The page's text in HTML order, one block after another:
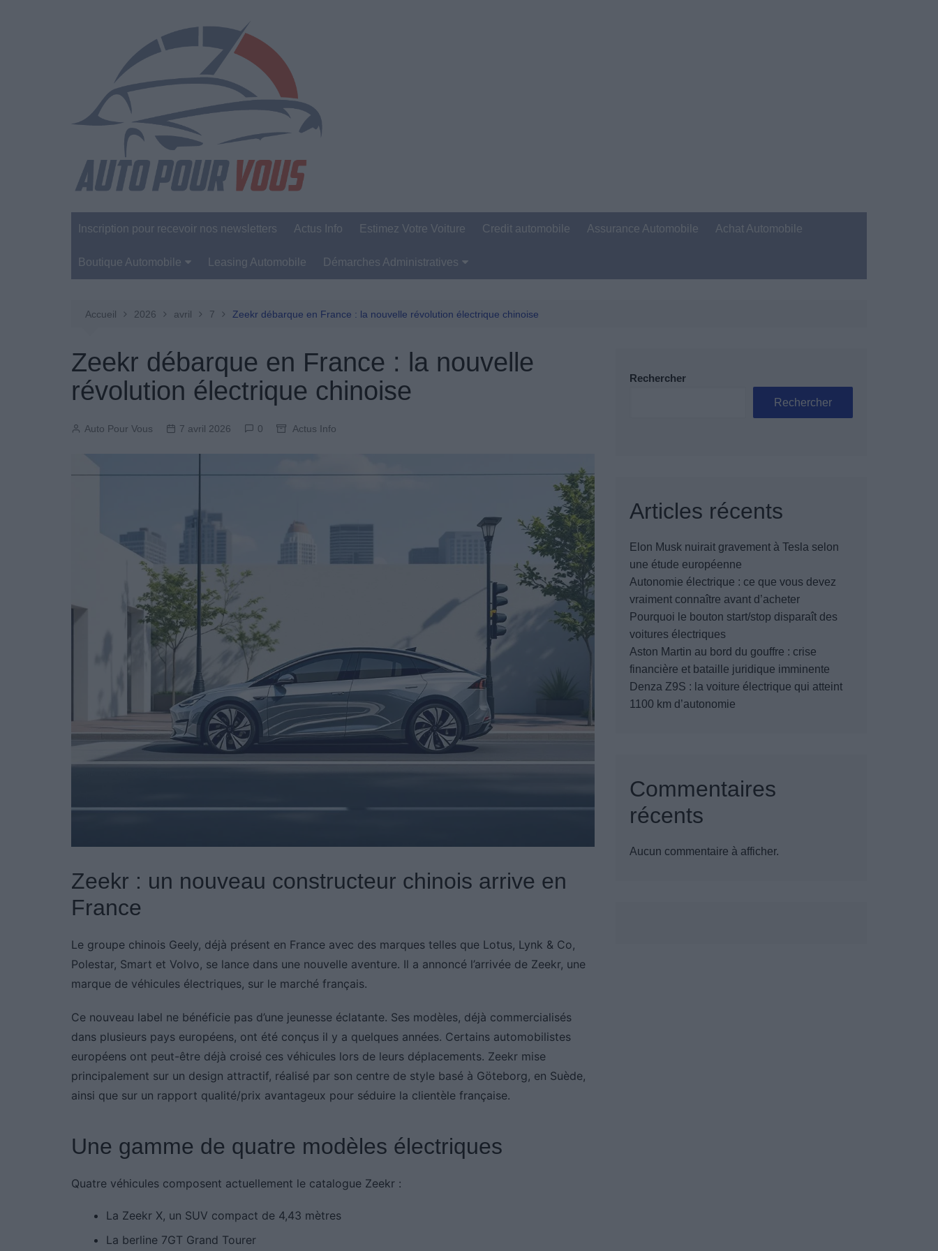
Inscription pour recevoir nos newsletters Actus Info Estimez Votre Voiture Credit automobile Assurance Automobile Achat Automobile
Boutique Automobile
Entretien Automobile
Produits Boutique
Leasing Automobile Démarches Administratives
Permis De Conduire
Accueil 2026 avril 7 Zeekr débarque en France : la nouvelle révolution électrique chinoise
Zeekr débarque en France : la nouvelle
révolution électrique chinoise
Auto Pour Vous 7 avril 2026 0 Actus Info
Zeekr : un nouveau constructeur chinois arrive en
France
Le groupe chinois Geely, déjà présent en France avec des marques telles que Lotus, Lynk & Co,
Polestar, Smart et Volvo, se lance dans une nouvelle aventure. Il a annoncé l’arrivée de Zeekr, une
marque de véhicules électriques, sur le marché français.
Ce nouveau label ne bénéficie pas d’une jeunesse éclatante. Ses modèles, déjà commercialisés
dans plusieurs pays européens, ont été conçus il y a quelques années. Certains automobilistes
européens ont peut-être déjà croisé ces véhicules lors de leurs déplacements. Zeekr mise
principalement sur un design attractif, réalisé par son centre de style basé à Göteborg, en Suède,
ainsi que sur un rapport qualité/prix avantageux pour séduire la clientèle française.
Une gamme de quatre modèles électriques
Quatre véhicules composent actuellement le catalogue Zeekr :
La Zeekr X, un SUV compact de 4,43 mètres
La berline 7GT Grand Tourer
Rechercher
Rechercher
Articles récents
Elon Musk nuirait gravement à Tesla selon
une étude européenne
Autonomie électrique : ce que vous devez
vraiment connaître avant d’acheter
Pourquoi le bouton start/stop disparaît des
voitures électriques
Aston Martin au bord du gouffre : crise
financière et bataille juridique imminente
Denza Z9S : la voiture électrique qui atteint
1100 km d’autonomie
Commentaires
récents
Aucun commentaire à afficher.